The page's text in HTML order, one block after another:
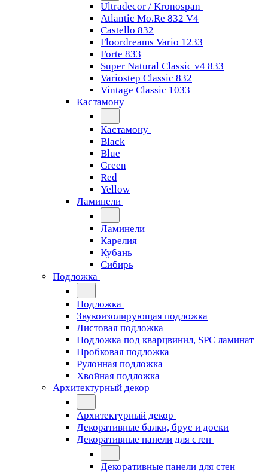
Ultradecor / Kronospan
Atlantic Mo.Re 832 V4
Castello 832
Floordreams Vario 1233
Forte 833
Super Natural Classic v4 833
Variostep Classic 832
Vintage Classic 1033
Кастамону
Кастамону
Black
Blue
Green
Red
Yellow
Ламинели
Ламинели
Карелия
Кубань
Сибирь
Подложка
Подложка
Звукоизолирующая подложка
Листовая подложка
Подложка под кварцвинил, SPC ламинат
Пробковая подложка
Рулонная подложка
Хвойная подложка
Архитектурный декор
Архитектурный декор
Декоративные балки, брус и доски
Декоративные панели для стен
Декоративные панели для стен